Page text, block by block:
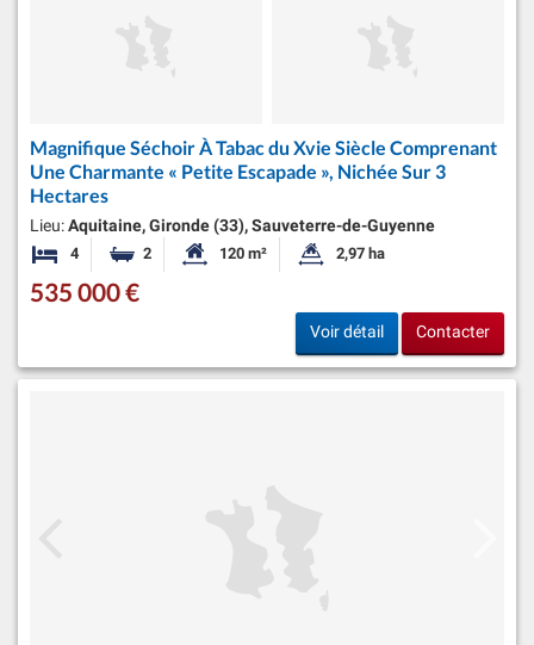
Magnifique Séchoir À Tabac du Xvie Siècle Comprenant
Une Charmante « Petite Escapade », Nichée Sur 3
Hectares
Lieu:Aquitaine, Gironde (33), Sauveterre-de-Guyenne
4 Chambres
2 Salles de bainsSurface habitable:
120 m² Superficie du terrain:
2,97 ha
535 000 €
Voir détail Contacter